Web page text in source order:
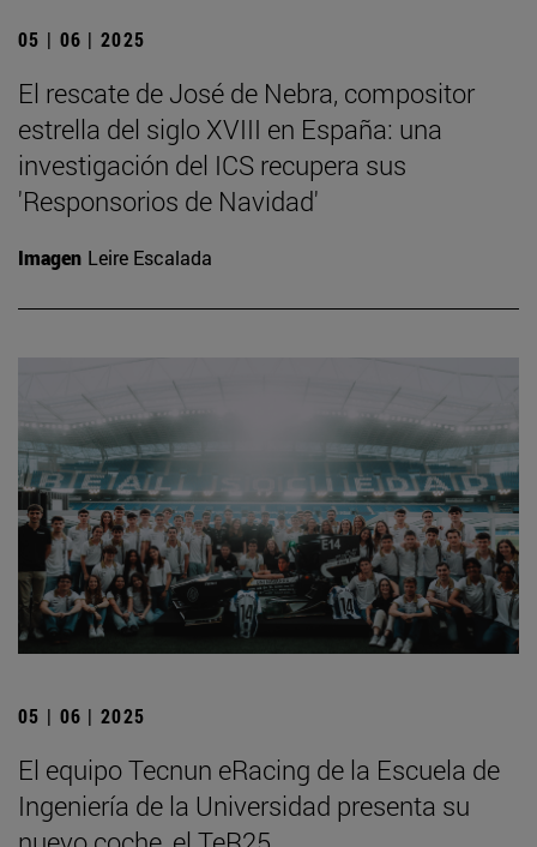
05 | 06 | 2025
El rescate de José de Nebra, compositor
estrella del siglo XVIII en España: una
investigación del ICS recupera sus
'Responsorios de Navidad'
Imagen Leire Escalada
05 | 06 | 2025
El equipo Tecnun eRacing de la Escuela de
Ingeniería de la Universidad presenta su